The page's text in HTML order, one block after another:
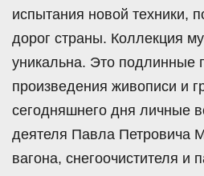
испытания новой техники,
дорог страны. Коллекция
уникальна. Это подлинные
произведения живописи и
сегодняшнего дня личные
деятеля Павла Петровича
вагона, снегоочистителя